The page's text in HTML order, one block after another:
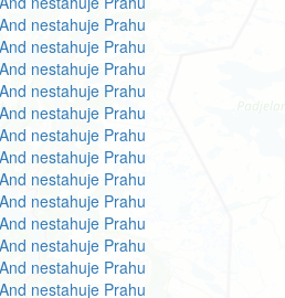
nestahuje Prahu
nestahuje Prahu
nestahuje Prahu
nestahuje Prahu
nestahuje Prahu
nestahuje Prahu
nestahuje Prahu
nestahuje Prahu
nestahuje Prahu
nestahuje Prahu
nestahuje Prahu
nestahuje Prahu
nestahuje Prahu